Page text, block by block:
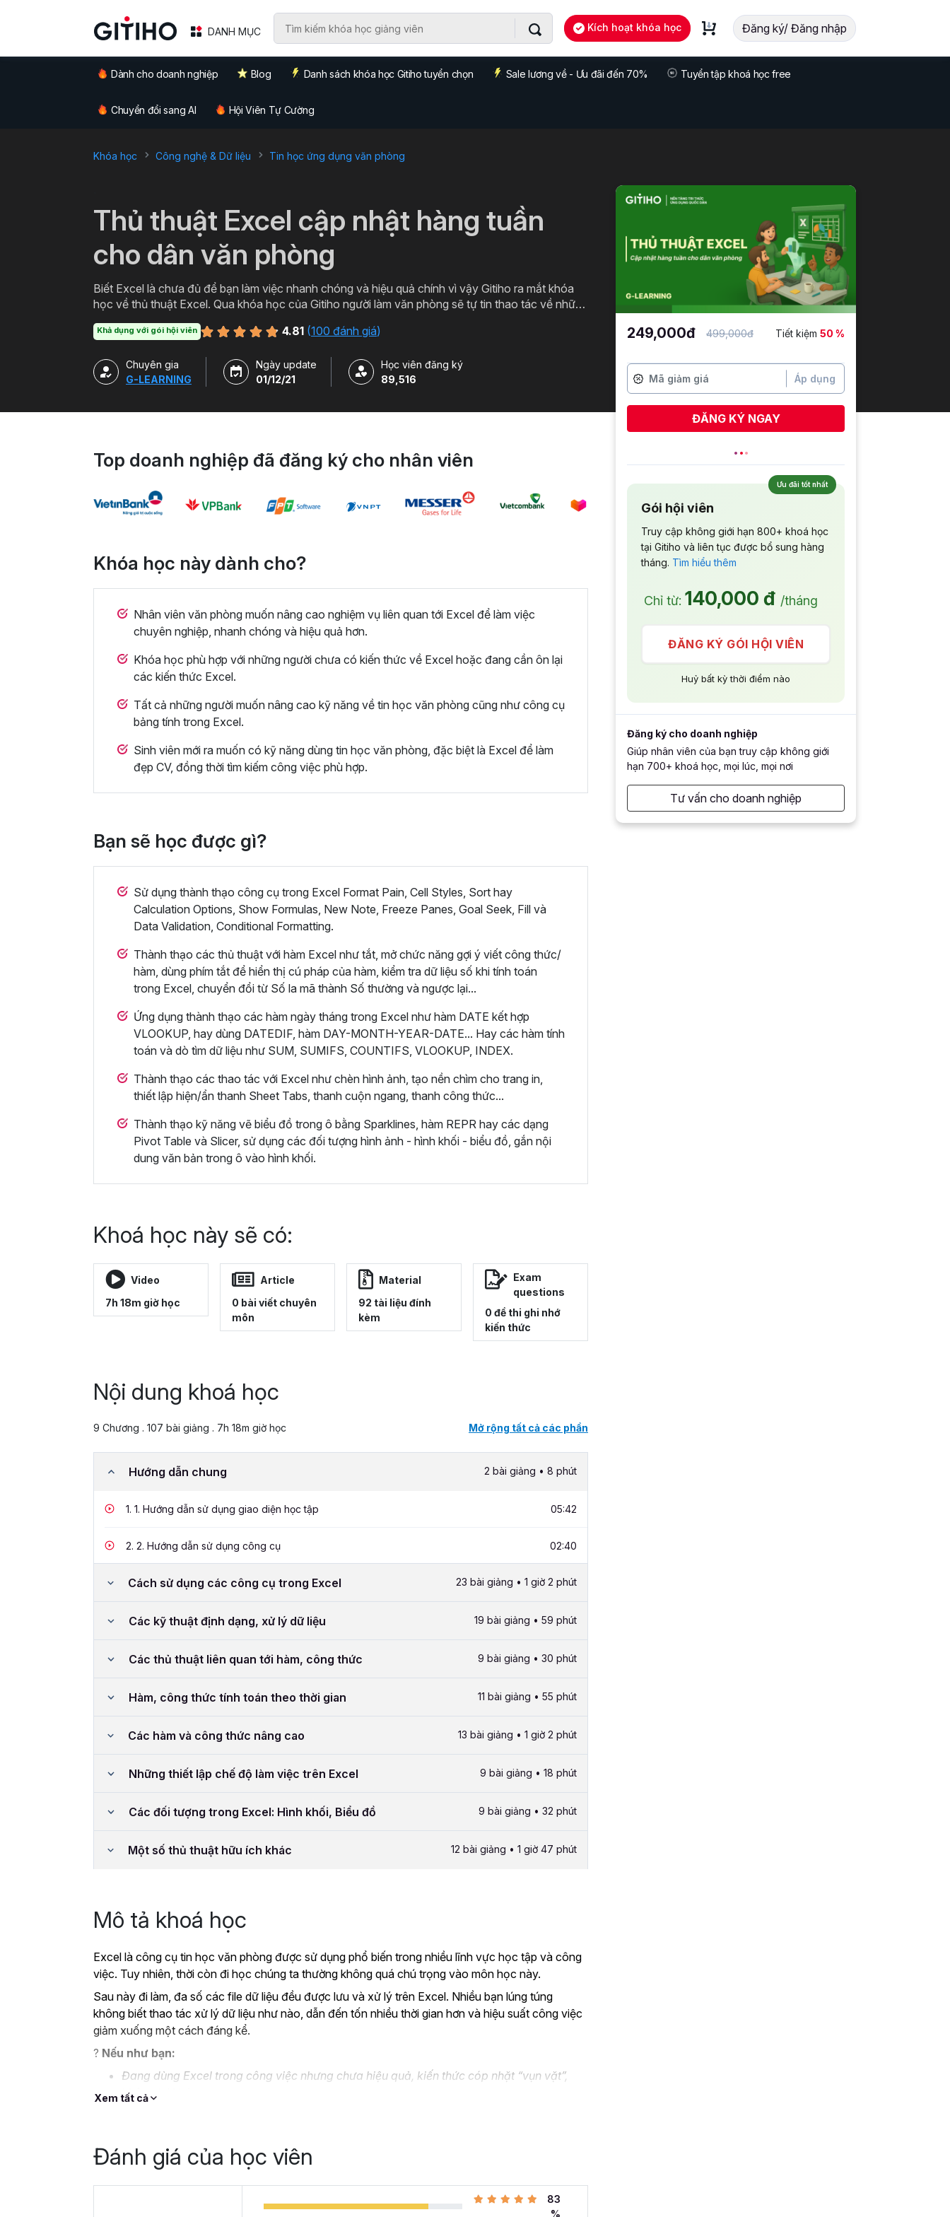
DANH MỤC Kích hoạt khóa học Đăng ký/ Đăng nhập
Dành cho doanh nghiệp Blog Danh sách khóa học Gitiho tuyển chọn Sale lương về - Ưu đãi đến 70% Tuyển tập khoá học free
Chuyển đổi sang AI Hội Viên Tự Cường
Khóa học Công nghệ & Dữ liệu Tin học ứng dụng văn phòng
Thủ thuật Excel cập nhật hàng tuần
cho dân văn phòng
Biết Excel là chưa đủ để bạn làm việc nhanh chóng và hiệu quả chính vì vậy Gitiho ra mắt khóa
học về thủ thuật Excel. Qua khóa học của Gitiho người làm văn phòng sẽ tự tin thao tác về những
Khả dụng với gói hội viên 4.81 (100 đánh giá)
Chuyên gia
G-LEARNING
Ngày update
01/12/21
Học viên đăng ký
89,516
Top doanh nghiệp đã đăng ký cho nhân viên
Khóa học này dành cho?
Nhân viên văn phòng muốn nâng cao nghiệm vụ liên quan tới Excel để làm việc
chuyên nghiệp, nhanh chóng và hiệu quả hơn.
Khóa học phù hợp với những người chưa có kiến thức về Excel hoặc đang cần ôn lại
các kiến thức Excel.
Tất cả những người muốn nâng cao kỹ năng về tin học văn phòng cũng như công cụ
bảng tính trong Excel.
Sinh viên mới ra muốn có kỹ năng dùng tin học văn phòng, đặc biệt là Excel để làm
đẹp CV, đồng thời tìm kiếm công việc phù hợp.
Bạn sẽ học được gì?
Sử dụng thành thạo công cụ trong Excel Format Pain, Cell Styles, Sort hay
Calculation Options, Show Formulas, New Note, Freeze Panes, Goal Seek, Fill và
Data Validation, Conditional Formatting.
Thành thạo các thủ thuật với hàm Excel như tắt, mở chức năng gợi ý viết công thức/
hàm, dùng phím tắt để hiển thị cú pháp của hàm, kiểm tra dữ liệu số khi tính toán
trong Excel, chuyển đổi từ Số la mã thành Số thường và ngược lại...
Ứng dụng thành thạo các hàm ngày tháng trong Excel như hàm DATE kết hợp
VLOOKUP, hay dùng DATEDIF, hàm DAY-MONTH-YEAR-DATE... Hay các hàm tính
toán và dò tìm dữ liệu như SUM, SUMIFS, COUNTIFS, VLOOKUP, INDEX.
Thành thạo các thao tác với Excel như chèn hình ảnh, tạo nền chìm cho trang in,
thiết lập hiện/ẩn thanh Sheet Tabs, thanh cuộn ngang, thanh công thức...
Thành thạo kỹ năng vẽ biểu đồ trong ô bằng Sparklines, hàm REPR hay các dạng
Pivot Table và Slicer, sử dụng các đối tượng hình ảnh - hình khối - biểu đồ, gắn nội
dung văn bản trong ô vào hình khối.
Khoá học này sẽ có:
Video
7h 18m giờ học
Article
0 bài viết chuyên
môn
Material
92 tài liệu đính
kèm
Exam
questions
0 đề thi ghi nhớ
kiến thức
Nội dung khoá học
9 Chương . 107 bài giảng . 7h 18m giờ học Mở rộng tất cả các phần
Hướng dẫn chung 2 bài giảng • 8 phút
1. 1. Hướng dẫn sử dụng giao diện học tập 05:42
2. 2. Hướng dẫn sử dụng công cụ 02:40
Cách sử dụng các công cụ trong Excel 23 bài giảng • 1 giờ 2 phút
Các kỹ thuật định dạng, xử lý dữ liệu 19 bài giảng • 59 phút
Các thủ thuật liên quan tới hàm, công thức 9 bài giảng • 30 phút
Hàm, công thức tính toán theo thời gian 11 bài giảng • 55 phút
Các hàm và công thức nâng cao 13 bài giảng • 1 giờ 2 phút
Những thiết lập chế độ làm việc trên Excel 9 bài giảng • 18 phút
Các đối tượng trong Excel: Hình khối, Biểu đồ 9 bài giảng • 32 phút
Một số thủ thuật hữu ích khác 12 bài giảng • 1 giờ 47 phút
Mô tả khoá học
Excel là công cụ tin học văn phòng được sử dụng phổ biến trong nhiều lĩnh vực học tập và công
việc. Tuy nhiên, thời còn đi học chúng ta thường không quá chú trọng vào môn học này.
Sau này đi làm, đa số các file dữ liệu đều được lưu và xử lý trên Excel. Nhiều bạn lúng túng
không biết thao tác xử lý dữ liệu như nào, dẫn đến tốn nhiều thời gian hơn và hiệu suất công việc
giảm xuống một cách đáng kể.
? Nếu như bạn:
Đang dùng Excel trong công việc nhưng chưa hiệu quả, kiến thức cóp nhặt “vụn vặt”,
không bài bản.
Thì Gitiho ở đây để giúp bạn giải quyết tất cả những khó khăn mà bạn gặp phải khi đi làm với khóa
EXG02 - Thủ thuật Excel cập nhật hàng tuần cho dân văn phòng
trong 8 giờ.
Hoàn thành khóa học, bạn có thể tự tin giải quyết công việc theo cách thông minh, nhanh chóng,
Xem tất cả
Đánh giá của học viên
83
%
249,000đ 499,000đ Tiết kiệm 50 %
Áp dụng
ĐĂNG KÝ NGAY
Ưu đãi tốt nhất
Gói hội viên
Truy cập không giới hạn 800+ khoá học
tại Gitiho và liên tục được bổ sung hàng
tháng. Tìm hiểu thêm
Chỉ từ: 140,000 đ /tháng
ĐĂNG KÝ GÓI HỘI VIÊN
Huỷ bất kỳ thời điểm nào
Đăng ký cho doanh nghiệp
Giúp nhân viên của bạn truy cập không giới
hạn 700+ khoá học, mọi lúc, mọi nơi
Tư vấn cho doanh nghiệp